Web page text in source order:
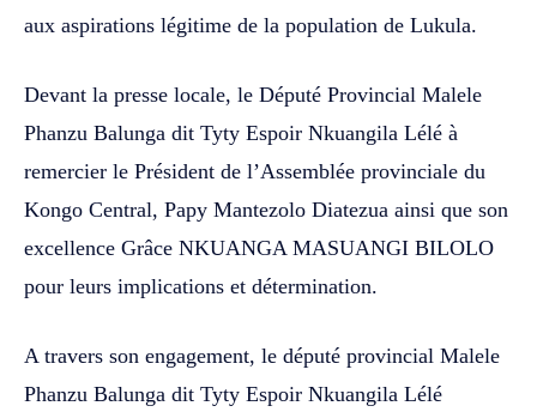
aux aspirations légitime de la population de Lukula.
Devant la presse locale, le Député Provincial Malele
Phanzu Balunga dit Tyty Espoir Nkuangila Lélé à
remercier le Président de l’Assemblée provinciale du
Kongo Central, Papy Mantezolo Diatezua ainsi que son
excellence Grâce NKUANGA MASUANGI BILOLO
pour leurs implications et détermination.
A travers son engagement, le député provincial Malele
Phanzu Balunga dit Tyty Espoir Nkuangila Lélé